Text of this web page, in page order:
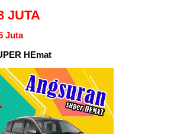
JUTA
Juta
HEmat